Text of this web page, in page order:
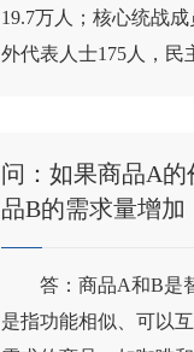
19.7万人；核心统战
外代表人士175人，民
问：如果商品A
品B的需求量增
是什么关系？
答：商品A和B是
是指功能相似、可以